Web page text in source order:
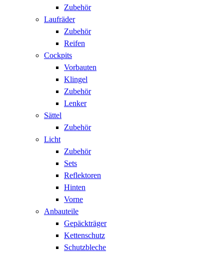
Zubehör
Laufräder
Zubehör
Reifen
Cockpits
Vorbauten
Klingel
Zubehör
Lenker
Sättel
Zubehör
Licht
Zubehör
Sets
Reflektoren
Hinten
Vorne
Anbauteile
Gepäckträger
Kettenschutz
Schutzbleche